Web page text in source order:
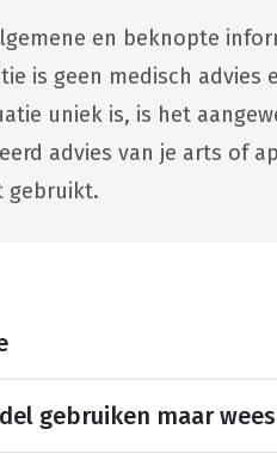
en beknopte
is geen medisch advies
uniek is, is het
advies van je arts of
gebruikt.
gebruiken maar